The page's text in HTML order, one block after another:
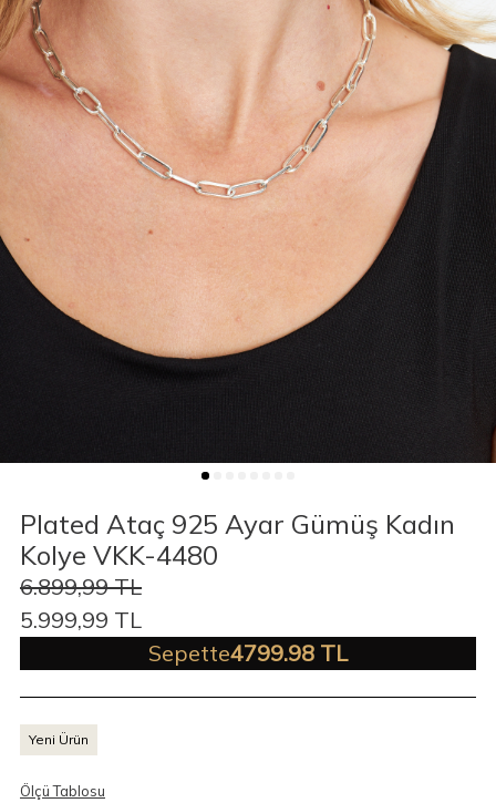
Plated Ataç 925 Ayar Gümüş Kadın
Kolye VKK-4480
6.899,99TL
5.999,99 TL
Sepette4799.98 TL
Yeni Ürün
Ölçü Tablosu